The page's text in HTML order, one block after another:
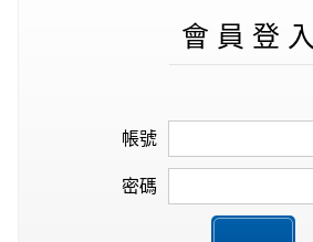
會 員 登 入
帳號
密碼